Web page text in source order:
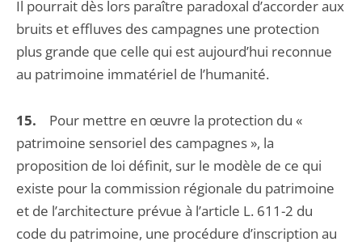
Il pourrait dès lors paraître paradoxal d’accorder aux
bruits et effluves des campagnes une protection
plus grande que celle qui est aujourd’hui reconnue
au patrimoine immatériel de l’humanité.
15. Pour mettre en œuvre la protection du «
patrimoine sensoriel des campagnes », la
proposition de loi définit, sur le modèle de ce qui
existe pour la commission régionale du patrimoine
et de l’architecture prévue à l’article L. 611-2 du
code du patrimoine, une procédure d’inscription au